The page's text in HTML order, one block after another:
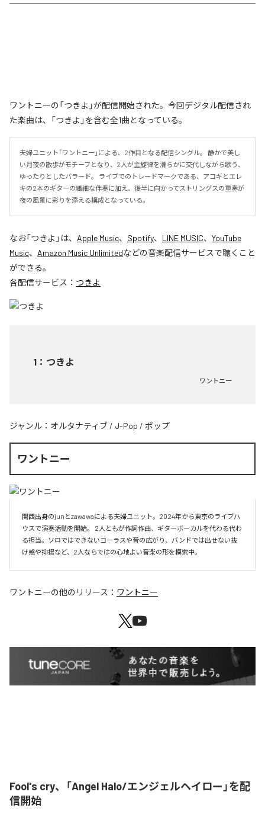
ワントニーの「つきよ」が配信開始された。今回デジタル配信され
た楽曲は、「つきよ」を含む全1曲となっている。
夫婦ユニット「ワントニー」による、2作目となる配信シングル。 静かで美し
い月夜の散歩がモチーフとなり、2人が主旋律を滑らかに交代しながら歌う、
ゆったりとしたバラード。 ライブでのトレードマークである、アコギとエレ
キの2本のギターの繊細な伴奏に加え、後半に向かってストリングスの重奏が
夜の風景に彩りを添える構成となっている。
なお「つきよ 」は、 Apple Music、 Spotify、 LINE MUSIC、 YouTube
Music、 Amazon Music Unlimitedなどの音楽配信サービスで聴くこと
ができる。
各配信サービス： つきよ
1 ： つきよ
ワントニー
ジャンル： オルタナティブ / J-Pop / ポップ
ワントニー
関西出身のjunとzawawaによる夫婦ユニット。2024年から東京のライブハ
ウスで演奏活動を開始。 2人ともが作詞作曲、ギターボーカルを代わる代わ
る担当。ソロではできないコーラスや音の広がり、バンドでは出せない抜
け感や抑揚など、2人ならではの心地よい音楽の形を模索中。
ワントニーの他のリリース： ワントニー
Fool's cry、「Angel Halo/エンジェルヘイロー」を配
信開始